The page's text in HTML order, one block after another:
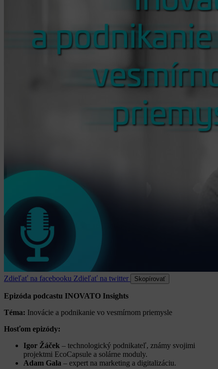
Zdieľať na facebooku Zdieľať na twitter Skopírovať
Epizóda podcastu INOVATO Insights
Téma: Inovácie a podnikanie vo vesmírnom priemysle
Hosťom epizódy:
Igor Žáček – technologický podnikateľ, známy svojimi
projektmi EcoCapsule a solárne moduly.
Adam Gala – expert na marketing a digitalizáciu.